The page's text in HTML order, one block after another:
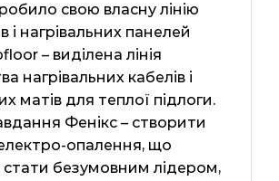
свою власну лінію
і нагрівальних панелей
– виділена лінія
нагрівальних кабелів і
матів для теплої підлоги.
Фенікс – створити
опалення, що
безумовним лідером,